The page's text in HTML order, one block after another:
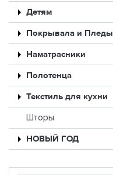
Детям
Покрывала и Пледы
Наматрасники
Полотенца
Текстиль для кухни
Шторы
НОВЫЙ ГОД